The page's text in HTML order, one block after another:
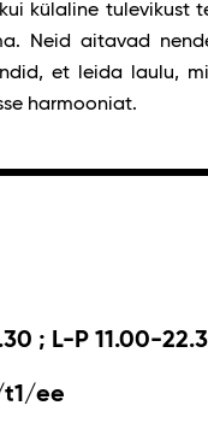
külaline tulevikust
Neid aitavad
et leida laulu,
harmooniat.
; L-P 11.00-
t1/ee